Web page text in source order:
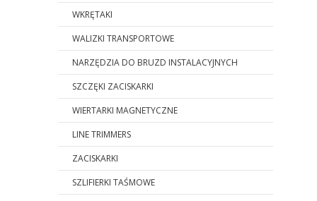
WKRĘTAKI
WALIZKI TRANSPORTOWE
NARZĘDZIA DO BRUZD INSTALACYJNYCH
SZCZĘKI ZACISKARKI
WIERTARKI MAGNETYCZNE
LINE TRIMMERS
ZACISKARKI
SZLIFIERKI TAŚMOWE